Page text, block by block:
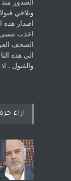
‏وتلاقي
اصدار هذه
اخذت ‏تنسى
الصحف
الى هذه
والقبول .
اراء حرة